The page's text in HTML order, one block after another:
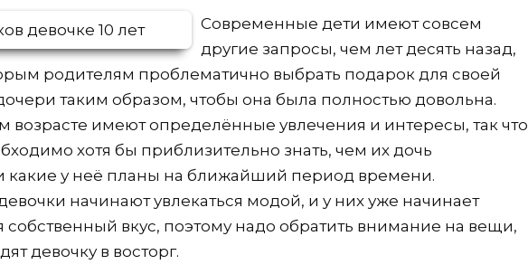
Современные дети имеют совсем
другие запросы, чем лет десять назад,
родителям проблематично выбрать подарок для своей
таким образом, чтобы она была полностью довольна.
возрасте имеют определённые увлечения и интересы, так что
хотя бы приблизительно знать, чем их дочь
какие у неё планы на ближайший период времени.
начинают увлекаться модой, и у них уже начинает
собственный вкус, поэтому надо обратить внимание на вещи,
девочку в восторг.